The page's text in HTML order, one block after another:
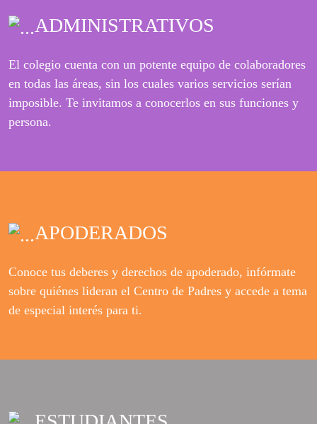
ADMINISTRATIVOS
El colegio cuenta con un potente equipo de colaboradores
en todas las áreas, sin los cuales varios servicios serían
imposible. Te invitamos a conocerlos en sus funciones y
persona.
APODERADOS
Conoce tus deberes y derechos de apoderado, infórmate
sobre quiénes lideran el Centro de Padres y accede a tema
de especial interés para ti.